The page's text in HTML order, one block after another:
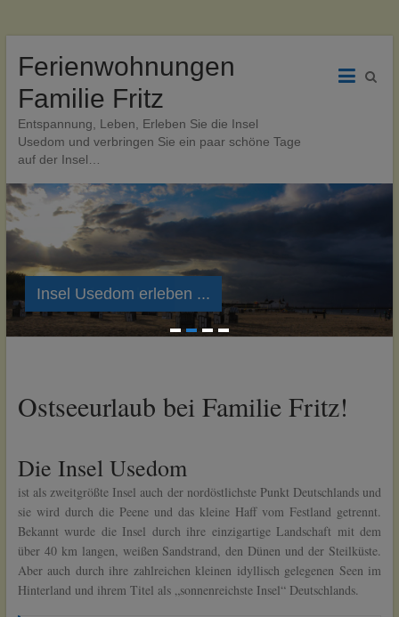
Inhalt
Ferienwohnungen
Familie Fritz
Entspannung, Leben, Erleben Sie die Insel
Usedom und verbringen Sie ein paar schöne Tage
auf der Insel…
Insel Usedom erleben ...
Ostseeurlaub bei Familie Fritz!
Die Insel Usedom
ist als zweitgrößte Insel auch der nordöstlichste Punkt Deutschlands und
sie wird durch die Peene und das kleine Haff vom Festland getrennt.
Bekannt wurde die Insel durch ihre einzigartige Landschaft mit dem
über 40 km langen, weißen Sandstrand, den Dünen und der Steilküste.
Aber auch durch ihre zahlreichen kleinen idyllisch gelegenen Seen im
Hinterland und ihrem Titel als „sonnenreichste Insel“ Deutschlands.